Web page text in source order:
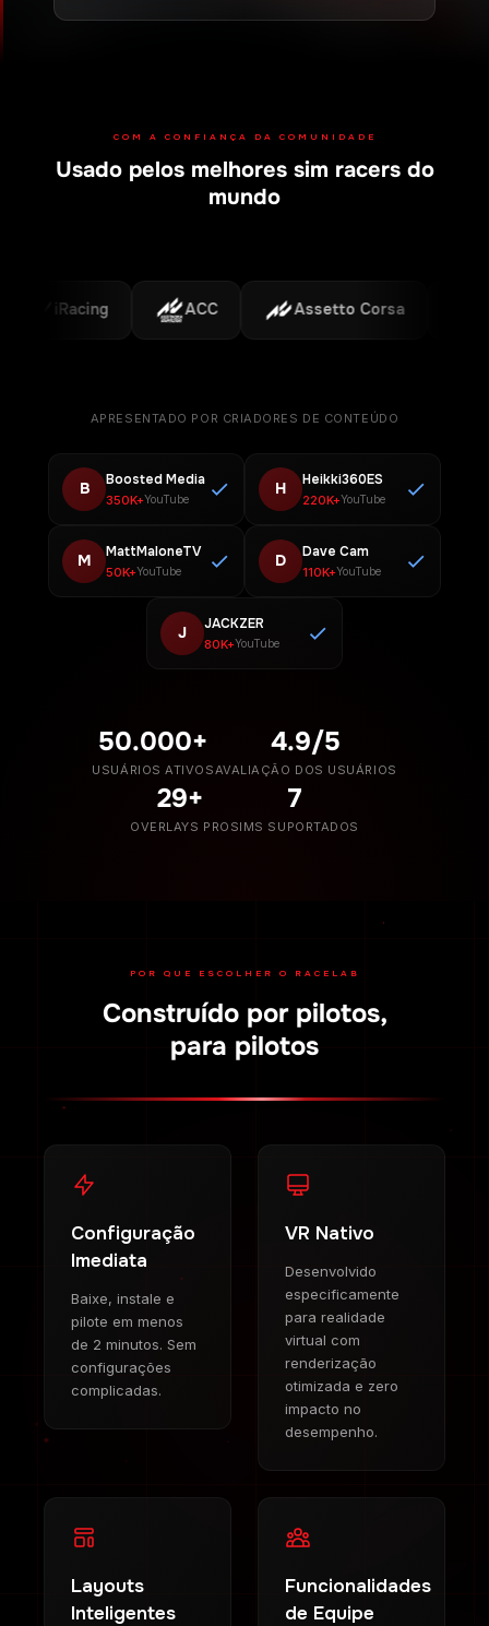
Plataformas suportadas
COM A CONFIANÇA DA COMUNIDADE
Usado pelos melhores sim racers do
mundo
iRacing ACC Assetto Corsa
APRESENTADO POR CRIADORES DE CONTEÚDO
B Boosted Media
350K+YouTube
H Heikki360ES
220K+YouTube
M MattMaloneTV
50K+YouTube
D Dave Cam
110K+YouTube
J JACKZER
80K+YouTube
50.000+
USUÁRIOS ATIVOS
4.9/5
AVALIAÇÃO DOS USUÁRIOS
29+
OVERLAYS PRO
7
SIMS SUPORTADOS
POR QUE ESCOLHER O RACELAB
Construído por pilotos,
para pilotos
Configuração
Imediata
Baixe, instale e
pilote em menos
de 2 minutos. Sem
configurações
complicadas.
VR Nativo
Desenvolvido
especificamente
para realidade
virtual com
renderização
otimizada e zero
impacto no
desempenho.
Layouts
Inteligentes
Funcionalidades
de Equipe